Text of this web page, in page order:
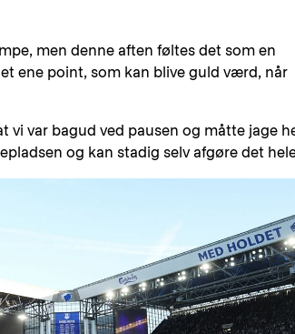
men denne aften føltes det som en
ene point, som kan blive guld værd, når
vi var bagud ved pausen og måtte jage
og kan stadig selv afgøre det